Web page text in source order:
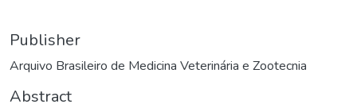
Publisher
Arquivo Brasileiro de Medicina Veterinária e Zootecnia
Abstract